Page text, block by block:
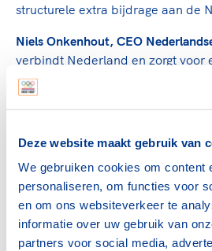
Deze website maakt gebruik van
We gebruiken cookies om content
personaliseren, om functies voor
en om ons websiteverkeer te
informatie over uw gebruik van
partners voor social media,
structurele extra bijdrage aan de
Niels Onkenhout, CEO
verbindt Nederland en zorgt voor
van trots, met topprestaties op
Olympische Spelen en
sporten. De sport is de oprichter
Loterij nu is. Door een tienjarige
gaan met TeamNL versterken we
sport en kunnen we nog meer
gelukkig, gezond en sportief
Arno de Jong, CMO Nederlandse